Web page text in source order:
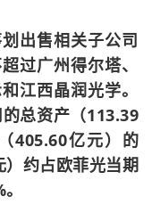
出售相关子公司
过广州得尔塔、
江西晶润光学。
总资产（113.39
405.60亿元）的
约占欧菲光当期